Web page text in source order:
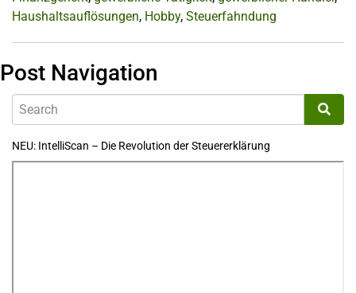
Haushaltsauflösungen, Hobby, Steuerfahndung
Post Navigation
NEU: IntelliScan – Die Revolution der Steuererklärung